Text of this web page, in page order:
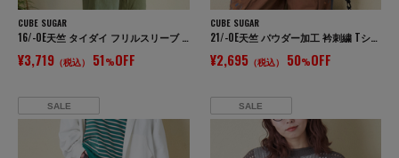
CUBE SUGAR
16/-OE天竺 タイダイ フリルスリーブ プルオーバー
¥3,719 （税込） 51%OFF
CUBE SUGAR
21/-OE天竺 パウダー加工 衿刺繍 Tシャツ
¥2,695（税込） 50%OFF
SALE SALE